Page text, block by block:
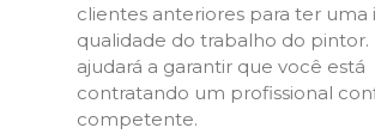
clientes anteriores para ter uma
qualidade do trabalho do pintor.
ajudará a garantir que você está
contratando um profissional
competente.